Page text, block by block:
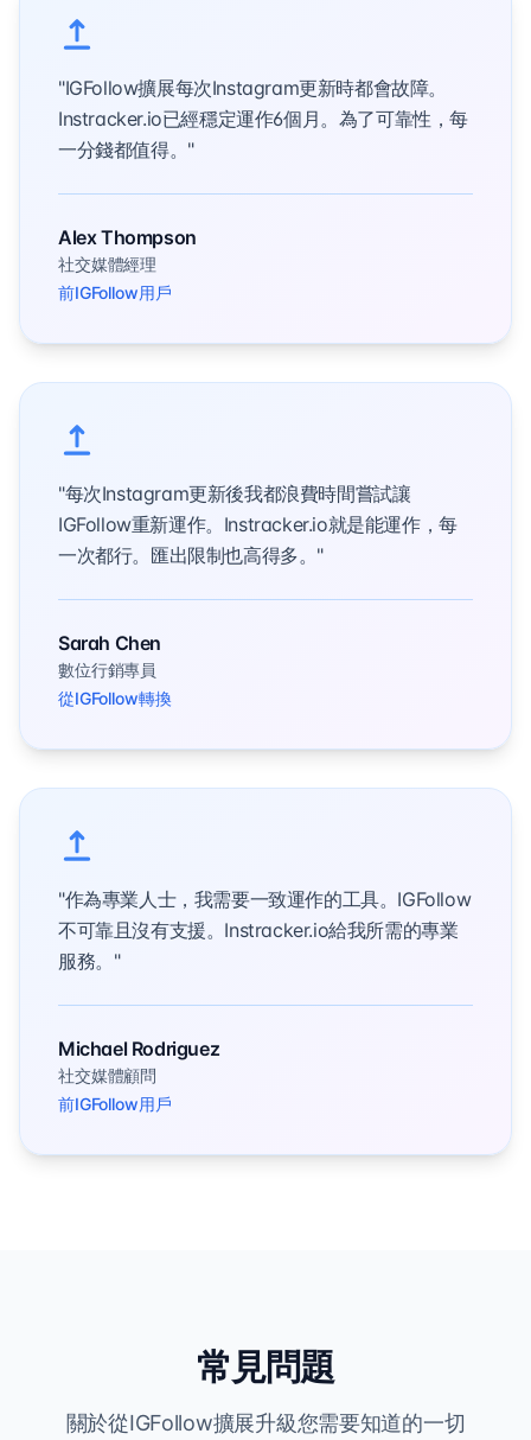
"IGFollow擴展每次Instagram更新時都會故障。
Instracker.io已經穩定運作6個月。為了可靠性，每
一分錢都值得。"
Alex Thompson
社交媒體經理
前IGFollow用戶
"每次Instagram更新後我都浪費時間嘗試讓
IGFollow重新運作。Instracker.io就是能運作，每
一次都行。匯出限制也高得多。"
Sarah Chen
數位行銷專員
從IGFollow轉換
"作為專業人士，我需要一致運作的工具。IGFollow
不可靠且沒有支援。Instracker.io給我所需的專業
服務。"
Michael Rodriguez
社交媒體顧問
前IGFollow用戶
常見問題
關於從IGFollow擴展升級您需要知道的一切